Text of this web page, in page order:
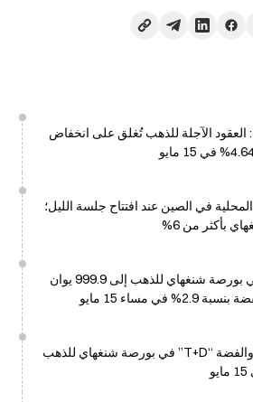
الآجلة للذهب تُغلق على انخفاض
في الصين عند افتتاح جلسة الليل؛
بأكثر من 6%
انخفض سعر الذهب في بورصة شنغهاي للذهب إلى 999.9 يوان
في مساء 15 مايو
انخفضت عقود الذهب والفضة “T+D” في بورصة شنغهاي للذهب